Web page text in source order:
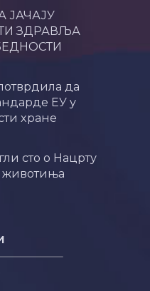
ЈАЧАЈУ
ЗДРАВЉА
да
ЕУ у
хране
сто о Нацрту
животиња